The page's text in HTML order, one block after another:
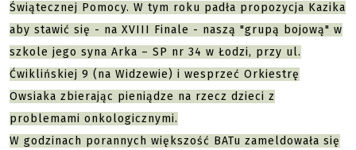
Świątecznej Pomocy. W tym roku padła propozycja Kazika
aby stawić się - na XVIII Finale - naszą "grupą bojową" w
szkole jego syna Arka – SP nr 34 w Łodzi, przy ul.
Ćwiklińskiej 9 (na Widzewie) i wesprzeć Orkiestrę
Owsiaka zbierając pieniądze na rzecz dzieci z
problemami onkologicznymi.
W godzinach porannych większość BATu zameldowała się